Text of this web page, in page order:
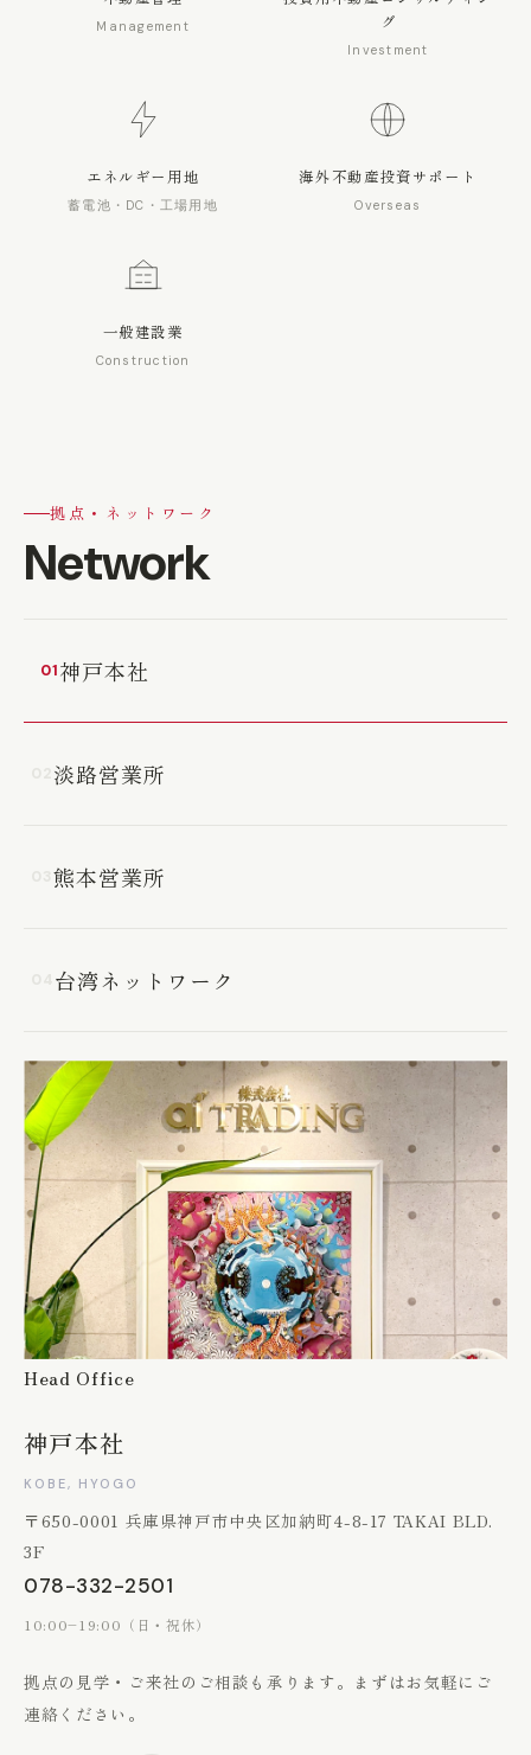
Management
グ
Investment
エネルギー用地
蓄電池・DC・工場用地
海外不動産投資サポート
Overseas
一般建設業
Construction
拠点・ネットワーク
Network
01神戸本社
淡路営業所
熊本営業所
台湾ネットワーク
拠点の見学・ご来社のご相談も承ります。 まずはお気軽にご
連絡ください。
Head Office
神戸本社
KOBE, HYOGO
〒650-0001 兵庫県神戸市中央区加納町4-8-17 TAKAI BLD.
3F
078-332-2501
10:00–19:00（日・祝休）